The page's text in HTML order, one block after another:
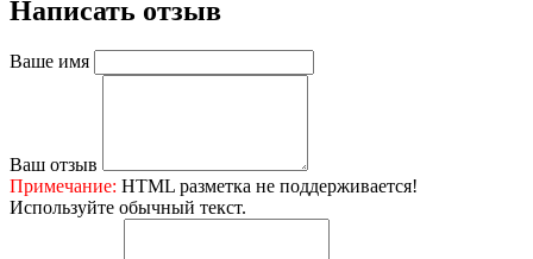
Написать отзыв
Ваше имя
Ваш отзыв
Примечание: HTML разметка не поддерживается!
Используйте обычный текст.